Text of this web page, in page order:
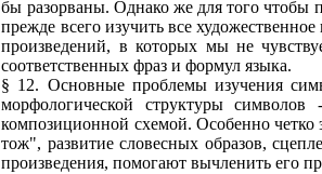
бы разорваны. Однако же для того
прежде всего изучить все
произведений, в которых мы не
соответственных фраз и формул языка.
§ 12. Основные проблемы изучения
морфологической структуры
композиционной схемой. Особенно
тож", развитие словесных образов,
произведения, помогают вычленить его